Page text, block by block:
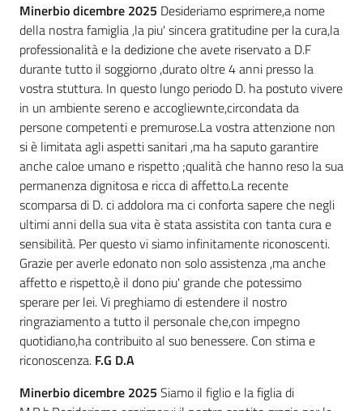
Minerbio dicembre 2025 Desideriamo esprimere,a nome
della nostra famiglia ,la piu' sincera gratitudine per la cura,la
professionalità e la dedizione che avete riservato a D.F
durante tutto il soggiorno ,durato oltre 4 anni presso la
vostra stuttura. In questo lungo periodo D. ha postuto vivere
in un ambiente sereno e accogliewnte,circondata da
persone competenti e premurose.La vostra attenzione non
si è limitata agli aspetti sanitari ,ma ha saputo garantire
anche caloe umano e rispetto ;qualità che hanno reso la sua
permanenza dignitosa e ricca di affetto.La recente
scomparsa di D. ci addolora ma ci conforta sapere che negli
ultimi anni della sua vita è stata assistita con tanta cura e
sensibilità. Per questo vi siamo infinitamente riconoscenti.
Grazie per averle edonato non solo assistenza ,ma anche
affetto e rispetto,è il dono piu' grande che potessimo
sperare per lei. Vi preghiamo di estendere il nostro
ringraziamento a tutto il personale che,con impegno
quotidiano,ha contribuito al suo benessere. Con stima e
riconoscenza. F.G D.A
Minerbio dicembre 2025 Siamo il figlio e la figlia di